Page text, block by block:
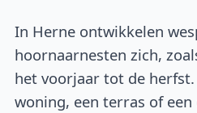
In Herne ontwikkelen
hoornaarnesten zich,
het voorjaar tot de
woning, een terras of